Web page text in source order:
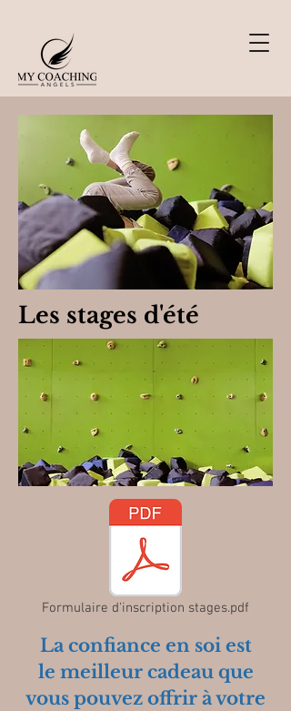
Les stages d'été
Formulaire d'inscription stages.pdf
La confiance en soi est
le meilleur cadeau que
vous pouvez offrir à votre